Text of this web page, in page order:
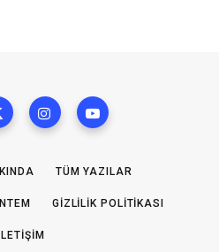
TÜM YAZILAR
GIZLILIK POLITIKASI